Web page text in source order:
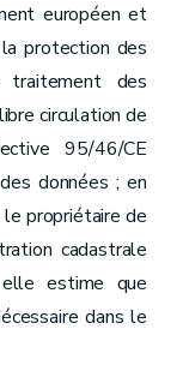
européen et
protection des
traitement des
circulation de
95/46/CE
données ; en
propriétaire de
cadastrale
estime que
dans le